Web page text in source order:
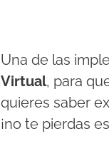
Una de las
Virtual, para
quieres saber
¡no te pierdas